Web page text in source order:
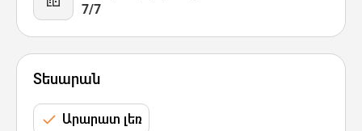
7/7
Տեսարան
Արարատ լեռ